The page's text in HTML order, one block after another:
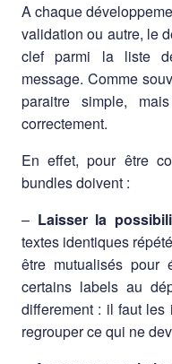
A chaque
validation ou autre, le
clef parmi la liste
message. Comme
paraitre simple,
correctement.
En effet, pour être
bundles doivent :
– Laisser la
textes identiques
être mutualisés pour
certains labels au
differement : il faut
regrouper ce qui ne